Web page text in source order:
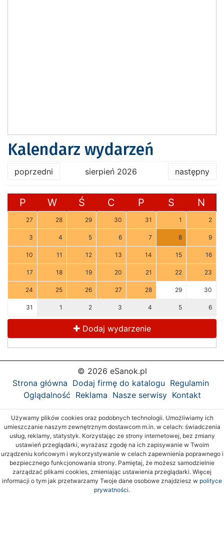
Kalendarz wydarzeń
poprzedni sierpień 2026 następny
P W Ś C P S N
27 28 29 30 31 1 2
3 4 5 6 7 8 9
10 11 12 13 14 15 16
17 18 19 20 21 22 23
24 25 26 27 28 29 30
31 1 2 3 4 5 6
Dodaj wydarzenie
© 2026 eSanok.pl
Strona główna Dodaj firmę do katalogu Regulamin
Oglądalność Reklama Nasze serwisy Kontakt
Używamy plików cookies oraz podobnych technologii. Umożliwiamy ich
umieszczanie naszym zewnętrznym dostawcom m.in. w celach: świadczenia
usług, reklamy, statystyk. Korzystając ze strony internetowej, bez zmiany
ustawień przeglądarki, wyrażasz zgodę na ich zapisywanie w Twoim
urządzeniu końcowym i wykorzystywanie w celach zapewnienia poprawnego i
bezpiecznego funkcjonowania strony. Pamiętaj, że możesz samodzielnie
zarządzać plikami cookies, zmieniając ustawienia przeglądarki. Więcej
informacji o tym jak przetwarzamy Twoje dane osobowe znajdziesz w polityce
prywatności.